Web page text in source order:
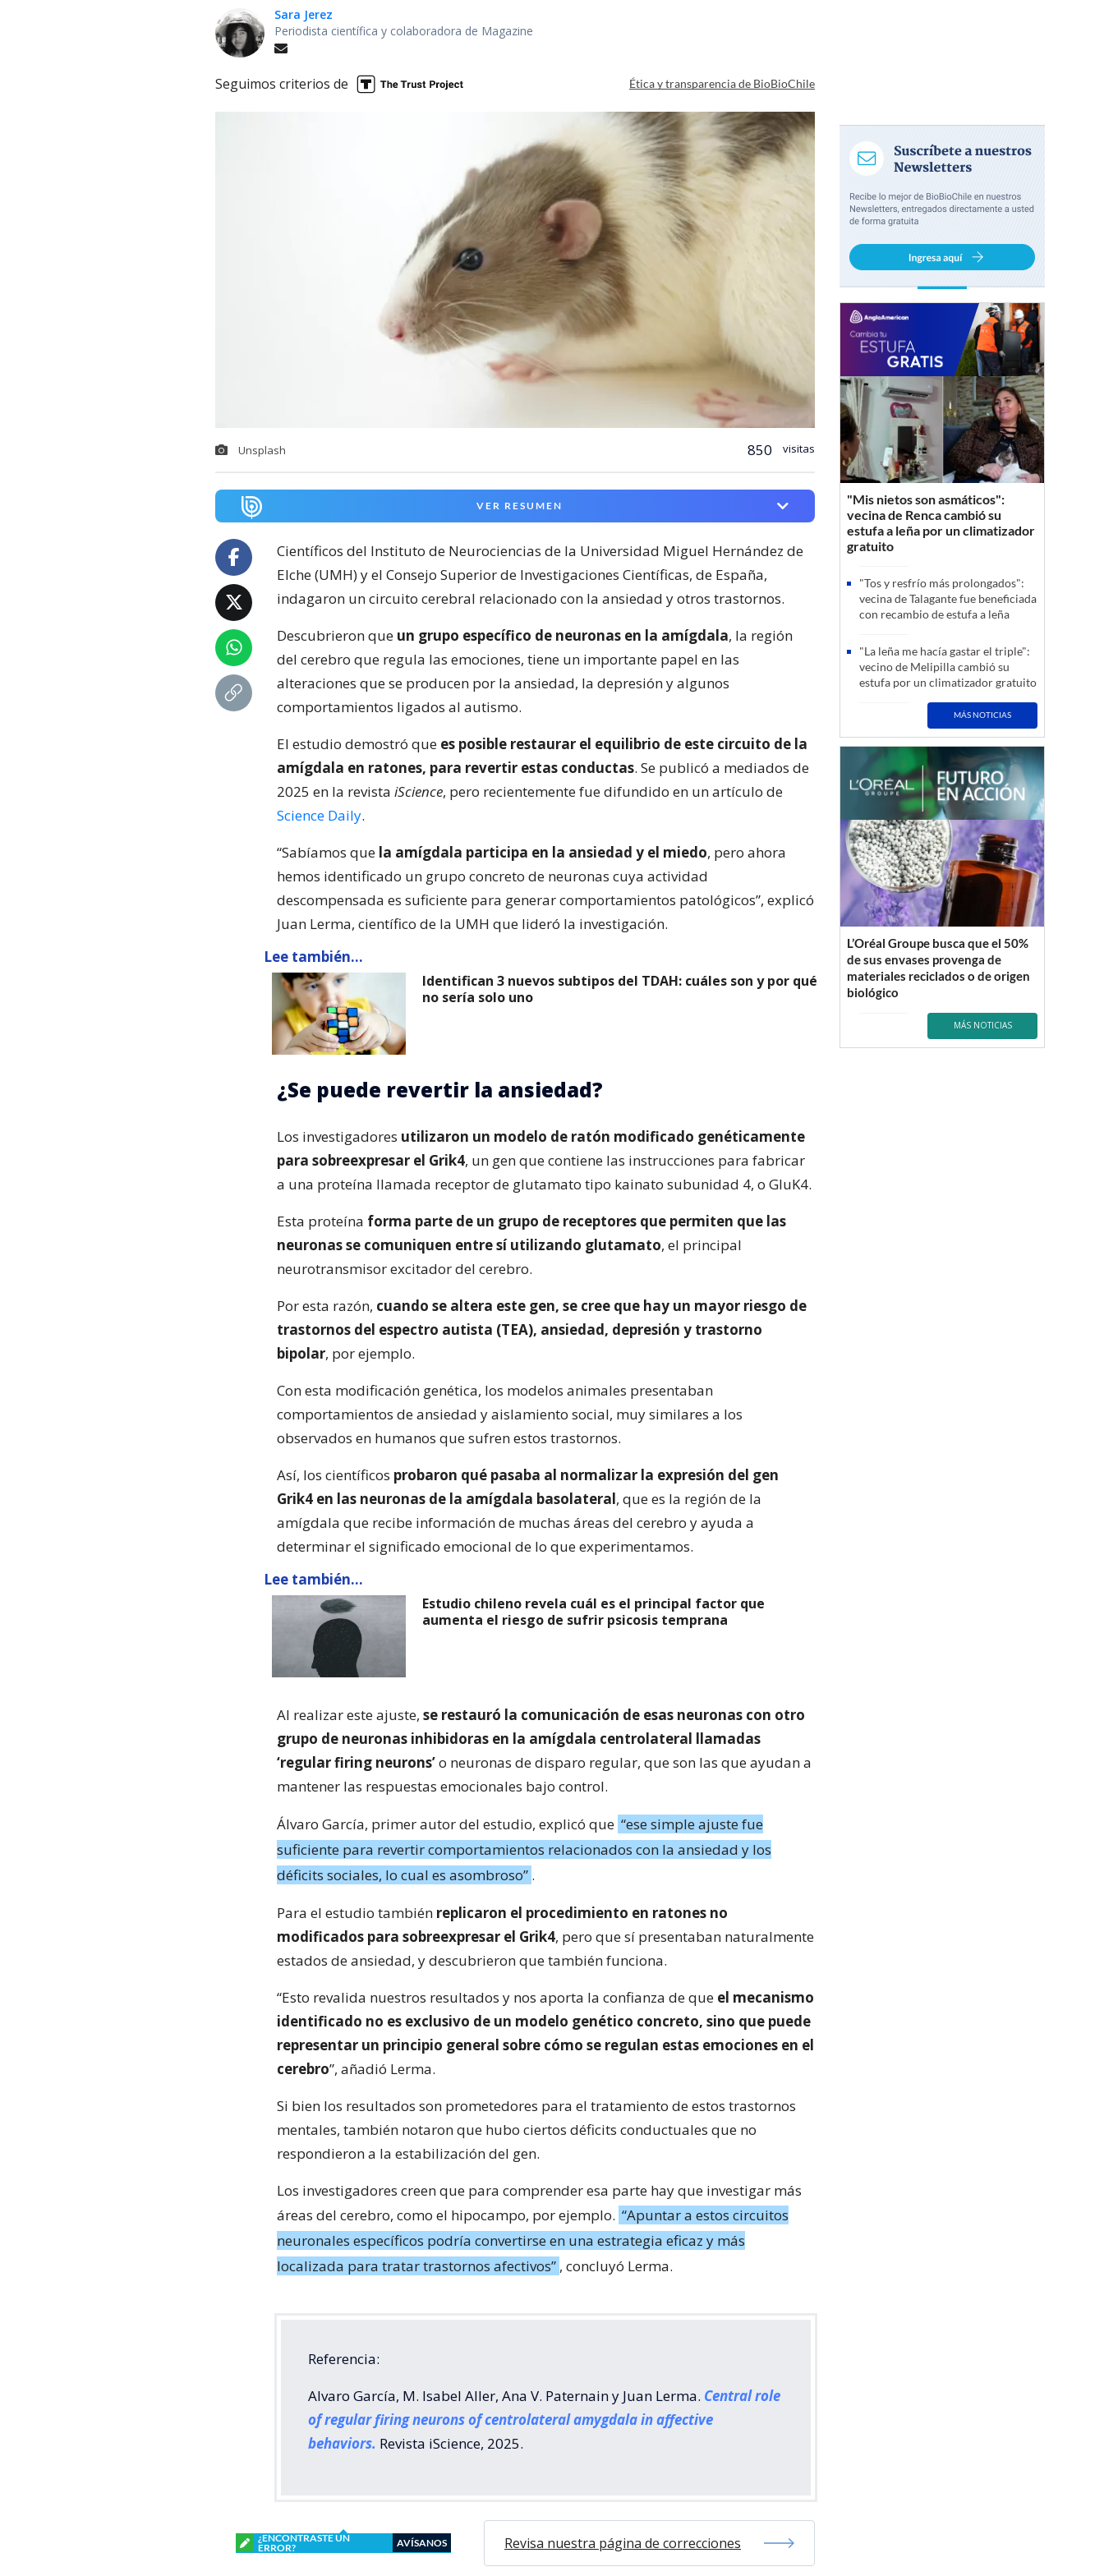
Sara Jerez
Periodista científica y colaboradora de Magazine
Seguimos criterios de Ética y transparencia de BioBioChile
Unsplash 850 visitas
VER RESUMEN
Científicos del Instituto de Neurociencias de la Universidad Miguel Hernández de
Elche (UMH) y el Consejo Superior de Investigaciones Científicas, de España,
indagaron un circuito cerebral relacionado con la ansiedad y otros trastornos.
Descubrieron que un grupo específico de neuronas en la amígdala, la región
del cerebro que regula las emociones, tiene un importante papel en las
alteraciones que se producen por la ansiedad, la depresión y algunos
comportamientos ligados al autismo.
El estudio demostró que es posible restaurar el equilibrio de este circuito de la
amígdala en ratones, para revertir estas conductas. Se publicó a mediados de
2025 en la revista iScience, pero recientemente fue difundido en un artículo de
Science Daily.
“Sabíamos que la amígdala participa en la ansiedad y el miedo, pero ahora
hemos identificado un grupo concreto de neuronas cuya actividad
descompensada es suficiente para generar comportamientos patológicos”, explicó
Juan Lerma, científico de la UMH que lideró la investigación.
Lee también...
Identifican 3 nuevos subtipos del TDAH: cuáles son y por qué
no sería solo uno
¿Se puede revertir la ansiedad?
Los investigadores utilizaron un modelo de ratón modificado genéticamente
para sobreexpresar el Grik4, un gen que contiene las instrucciones para fabricar
a una proteína llamada receptor de glutamato tipo kainato subunidad 4, o GluK4.
Esta proteína forma parte de un grupo de receptores que permiten que las
neuronas se comuniquen entre sí utilizando glutamato, el principal
neurotransmisor excitador del cerebro.
Por esta razón, cuando se altera este gen, se cree que hay un mayor riesgo de
trastornos del espectro autista (TEA), ansiedad, depresión y trastorno
bipolar, por ejemplo.
Con esta modificación genética, los modelos animales presentaban
comportamientos de ansiedad y aislamiento social, muy similares a los
observados en humanos que sufren estos trastornos.
Así, los científicos probaron qué pasaba al normalizar la expresión del gen
Grik4 en las neuronas de la amígdala basolateral, que es la región de la
amígdala que recibe información de muchas áreas del cerebro y ayuda a
determinar el significado emocional de lo que experimentamos.
Lee también...
Estudio chileno revela cuál es el principal factor que
aumenta el riesgo de sufrir psicosis temprana
Al realizar este ajuste, se restauró la comunicación de esas neuronas con otro
grupo de neuronas inhibidoras en la amígdala centrolateral llamadas
‘regular firing neurons’o neuronas de disparo regular, que son las que ayudan a
mantener las respuestas emocionales bajo control.
Álvaro García, primer autor del estudio, explicó que “ese simple ajuste fue
suficiente para revertir comportamientos relacionados con la ansiedad y los
déficits sociales, lo cual es asombroso” .
Para el estudio también replicaron el procedimiento en ratones no
modificados para sobreexpresar el Grik4, pero que sí presentaban naturalmente
estados de ansiedad, y descubrieron que también funciona.
“Esto revalida nuestros resultados y nos aporta la confianza de que el mecanismo
identificado no es exclusivo de un modelo genético concreto, sino que puede
representar un principio general sobre cómo se regulan estas emociones en el
cerebro”, añadió Lerma.
Si bien los resultados son prometedores para el tratamiento de estos trastornos
mentales, también notaron que hubo ciertos déficits conductuales que no
respondieron a la estabilización del gen.
Los investigadores creen que para comprender esa parte hay que investigar más
áreas del cerebro, como el hipocampo, por ejemplo. “Apuntar a estos circuitos
neuronales específicos podría convertirse en una estrategia eficaz y más
localizada para tratar trastornos afectivos” , concluyó Lerma.
Referencia:
Alvaro García, M. Isabel Aller, Ana V. Paternain y Juan Lerma. Central role
of regular firing neurons of centrolateral amygdala in affective
behaviors. Revista iScience, 2025.
¿ENCONTRASTE UN
ERROR?
AVÍSANOS Revisa nuestra página de correcciones
"Mis nietos son asmáticos":
vecina de Renca cambió su
estufa a leña por un climatizador
gratuito
"Tos y resfrío más prolongados":
vecina de Talagante fue beneficiada
con recambio de estufa a leña
"La leña me hacía gastar el triple":
vecino de Melipilla cambió su
estufa por un climatizador gratuito
MÁS NOTICIAS
L’Oréal Groupe busca que el 50%
de sus envases provenga de
materiales reciclados o de origen
biológico
MÁS NOTICIAS